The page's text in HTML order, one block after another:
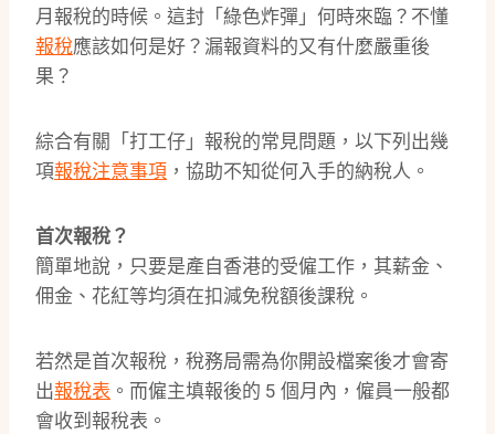
月報稅的時候。這封「綠色炸彈」何時來臨？不懂
報稅應該如何是好？漏報資料的又有什麼嚴重後
果？
綜合有關「打工仔」報稅的常見問題，以下列出幾
項報稅注意事項 ，協助不知從何入手的納稅人。
首次報稅？
簡單地說，只要是產自香港的受僱工作，其薪金、
佣金、花紅等均須在扣減免稅額後課稅。
若然是首次報稅，稅務局需為你開設檔案後才會寄
出報稅表 。而僱主填報後的 5 個月內，僱員一般都
會收到報稅表。